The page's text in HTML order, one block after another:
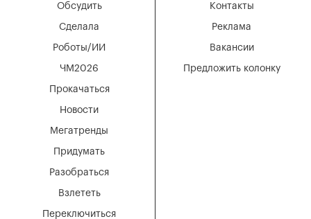
Мегатренды
Придумать
Разобраться
Взлететь
Новости
Переключиться
Обсудить
Сделала
Роботы/ИИ
ЧМ2026
Прокачаться
Вакансии
Реклама
Контакты
Предложить колонку